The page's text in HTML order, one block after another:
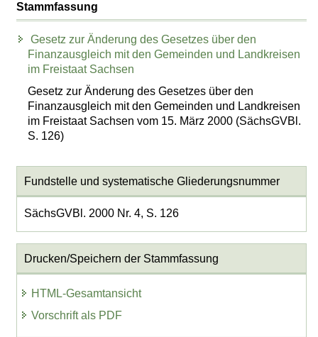
Stammfassung
Gesetz zur Änderung des Gesetzes über den
Finanzausgleich mit den Gemeinden und Landkreisen
im Freistaat Sachsen
Gesetz zur Änderung des Gesetzes über den
Finanzausgleich mit den Gemeinden und Landkreisen
im Freistaat Sachsen vom 15. März 2000 (SächsGVBl.
S. 126)
Fundstelle und systematische Gliederungsnummer
SächsGVBl. 2000 Nr. 4, S. 126
Drucken/Speichern der Stammfassung
HTML-Gesamtansicht
Vorschrift als PDF